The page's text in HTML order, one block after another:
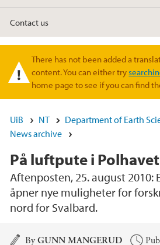
Contact us
Warning message
There has not been added a
content. You can either try
home page to see if you can find
UiB NT
Department of Earth
News archive
På luftpute i Polhavet
Aftenposten, 25. august 2010:
åpner nye muligheter for
nord for Svalbard.
Main content
ByGUNN MANGERUD